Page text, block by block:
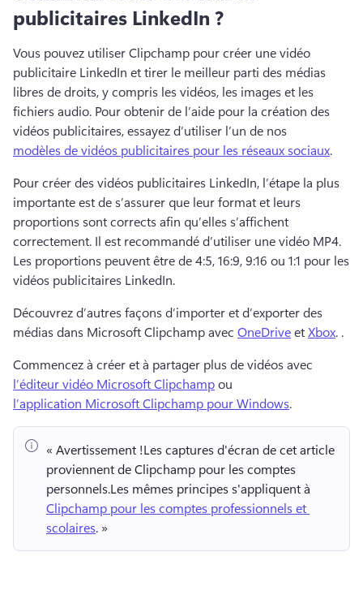
publicitaires LinkedIn ?
Vous pouvez utiliser Clipchamp pour créer une vidéo
publicitaire LinkedIn et tirer le meilleur parti des médias
libres de droits, y compris les vidéos, les images et les
fichiers audio. Pour obtenir de l’aide pour la création des
vidéos publicitaires, essayez d’utiliser l’un de nos
modèles de vidéos publicitaires pour les réseaux sociaux.
Pour créer des vidéos publicitaires LinkedIn, l’étape la plus
importante est de s’assurer que leur format et leurs
proportions sont corrects afin qu’elles s’affichent
correctement. Il est recommandé d’utiliser une vidéo MP4.
Les proportions peuvent être de 4:5, 16:9, 9:16 ou 1:1 pour les
vidéos publicitaires LinkedIn.
Découvrez d’autres façons d’importer et d’exporter des
médias dans Microsoft Clipchamp avec OneDrive et Xbox. .
Commencez à créer et à partager plus de vidéos avec
l’éditeur vidéo Microsoft Clipchamp ou
l’application Microsoft Clipchamp pour Windows.
« Avertissement !Les captures d'écran de cet article
proviennent de Clipchamp pour les comptes
personnels.
Clipchamp pour les comptes professionnels et
scolaires. »